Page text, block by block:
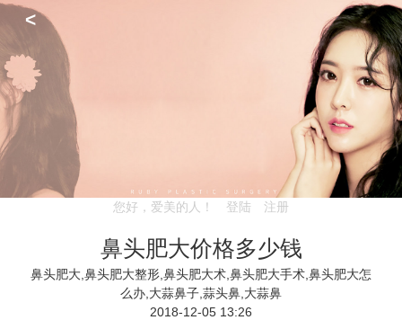
<
您好，爱美的人！ 登陆 注册
鼻头肥大价格多少钱
鼻头肥大,鼻头肥大整形,鼻头肥大术,鼻头肥大手术,鼻头肥大怎
么办,大蒜鼻子,蒜头鼻,大蒜鼻
2018-12-05 13:26